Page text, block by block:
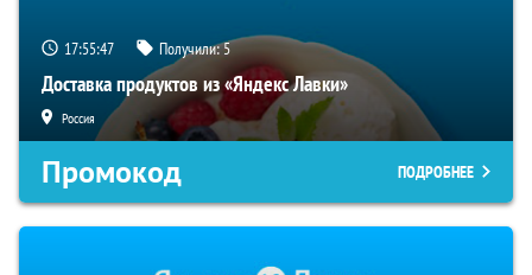
17:55:47 Получили:5
Доставка продуктов из «Яндекс Лавки»
Россия
Промокод ПОДРОБНЕЕ